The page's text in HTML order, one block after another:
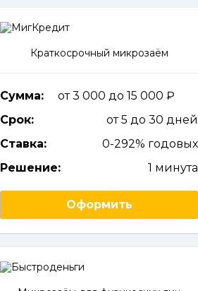
Краткосрочный микрозаём
Сумма:
от 3 000 до 15 000
Срок:
от 5 до 30 дней
Ставка:
0-292% годовых
Решение:
1 минута
Оформить